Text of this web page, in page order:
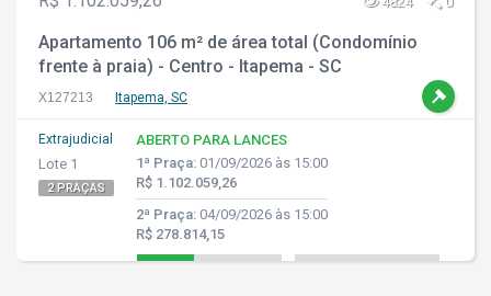
Apartamento 106 m² de área total (Condomínio
frente à praia) - Centro - Itapema - SC
X127213 Itapema, SC
Extrajudicial
Lote 1
2 PRAÇAS
ABERTO PARA LANCES
1ª Praça: 01/09/2026 às 15:00
R$ 1.102.059,26
2ª Praça: 04/09/2026 às 15:00
R$ 278.814,15